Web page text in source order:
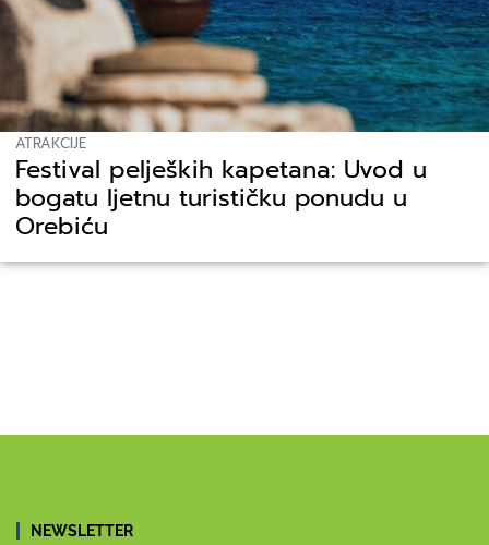
ATRAKCIJE
Festival peljeških kapetana: Uvod u
bogatu ljetnu turističku ponudu u
Orebiću
NEWSLETTER